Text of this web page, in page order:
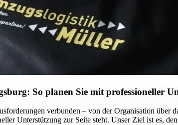
So planen Sie mit professioneller
verbunden – von der Organisation
Unterstützung zur Seite steht. Unser Ziel ist es,